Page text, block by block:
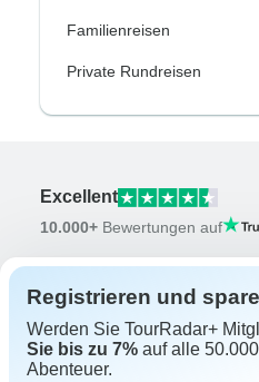
Familienreisen
Private Rundreisen
Excellent
10.000+ Bewertungen auf
Registrieren und
Werden Sie TourRadar+
Sie bis zu 7% auf alle
Abenteuer.